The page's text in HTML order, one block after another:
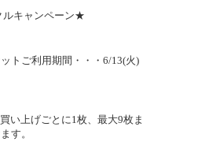
キャンペーン★
トご利用期間・・・ 6/13(火)
い上げごとに1枚、最大9枚ま
す。